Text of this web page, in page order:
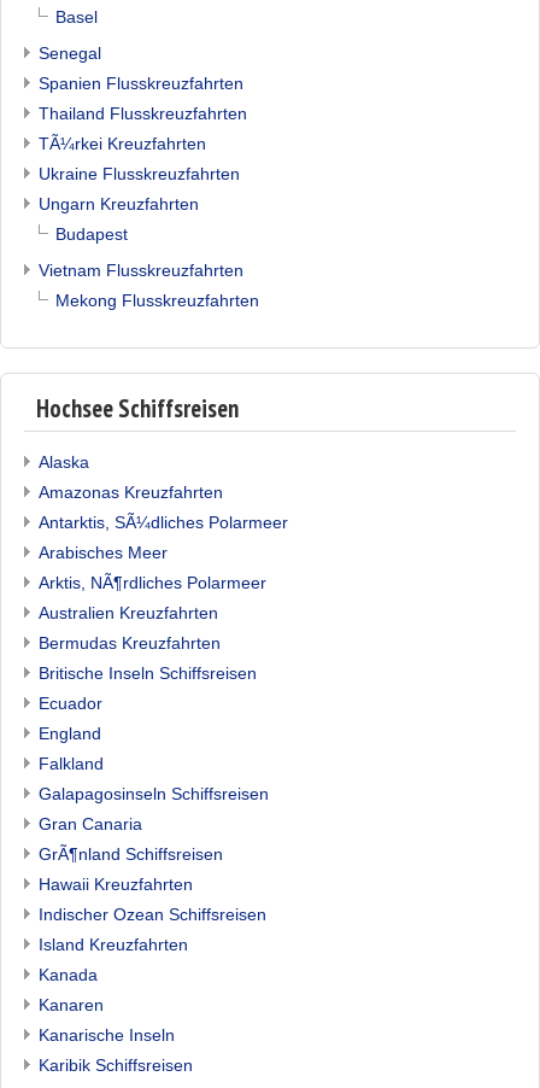
Basel
Senegal
Spanien Flusskreuzfahrten
Thailand Flusskreuzfahrten
TÃ¼rkei Kreuzfahrten
Ukraine Flusskreuzfahrten
Ungarn Kreuzfahrten
Budapest
Vietnam Flusskreuzfahrten
Mekong Flusskreuzfahrten
Hochsee Schiffsreisen
Alaska
Amazonas Kreuzfahrten
Antarktis, SÃ¼dliches Polarmeer
Arabisches Meer
Arktis, NÃ¶rdliches Polarmeer
Australien Kreuzfahrten
Bermudas Kreuzfahrten
Britische Inseln Schiffsreisen
Ecuador
England
Falkland
Galapagosinseln Schiffsreisen
Gran Canaria
GrÃ¶nland Schiffsreisen
Hawaii Kreuzfahrten
Indischer Ozean Schiffsreisen
Island Kreuzfahrten
Kanada
Kanaren
Kanarische Inseln
Karibik Schiffsreisen